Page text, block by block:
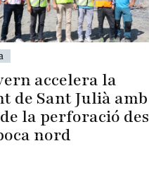
accelera la
de Sant Julià amb
la perforació des
nord